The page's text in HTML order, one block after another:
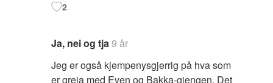
2
Ja, nei og tja9 år
Jeg er også kjempenysgjerrig på hva som
er greia med Even og Bakka-gjengen. Det